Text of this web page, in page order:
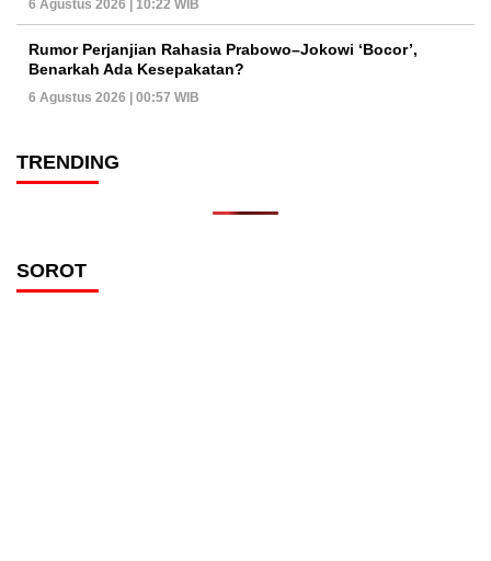
6 Agustus 2026 | 10:22 WIB
Rumor Perjanjian Rahasia Prabowo–Jokowi ‘Bocor’,
Benarkah Ada Kesepakatan?
6 Agustus 2026 | 00:57 WIB
TRENDING
SOROT